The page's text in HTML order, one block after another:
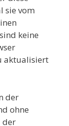
sie vom
keine
aktualisiert
der
ohne
der